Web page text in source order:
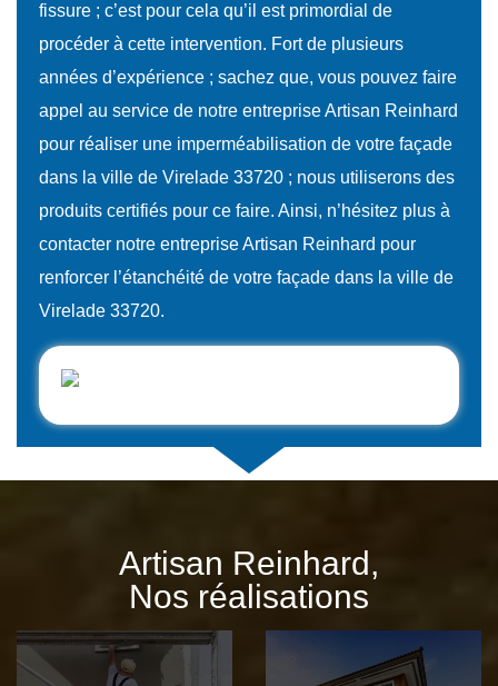
fissure ; c’est pour cela qu’il est primordial de
procéder à cette intervention. Fort de plusieurs
années d’expérience ; sachez que, vous pouvez faire
appel au service de notre entreprise Artisan Reinhard
pour réaliser une imperméabilisation de votre façade
dans la ville de Virelade 33720 ; nous utiliserons des
produits certifiés pour ce faire. Ainsi, n’hésitez plus à
contacter notre entreprise Artisan Reinhard pour
renforcer l’étanchéité de votre façade dans la ville de
Virelade 33720.
Artisan Reinhard,
Nos réalisations